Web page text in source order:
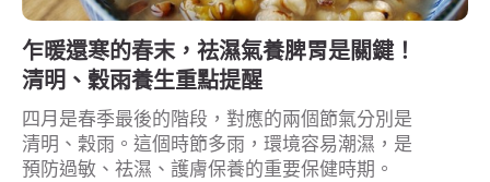
乍暖還寒的春末，祛濕氣養脾胃是關鍵！
清明、穀雨養生重點提醒
四月是春季最後的階段，對應的兩個節氣分別是
清明、穀雨。這個時節多雨，環境容易潮濕，是
預防過敏、祛濕、護膚保養的重要保健時期。